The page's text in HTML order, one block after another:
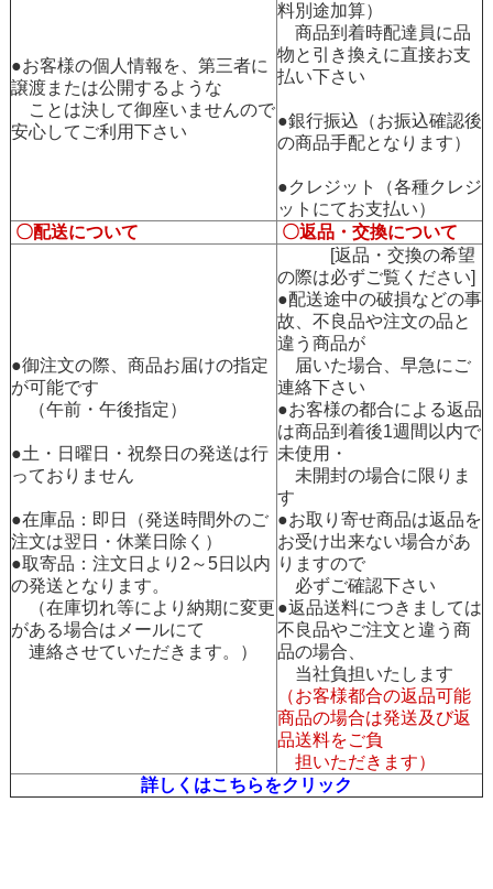
●お客様の個人情報を、第三者に
譲渡または公開するような
ことは決して御座いませんので
安心してご利用下さい
料別途加算）
商品到着時配達員に品
物と引き換えに直接お支
払い下さい
●銀行振込（お振込確認後
の商品手配となります）
●クレジット（各種クレジ
ットにてお支払い）
〇配送について
〇返品・交換について
●御注文の際、商品お届けの指定
が可能です
（午前・午後指定）
●土・日曜日・祝祭日の発送は行
っておりません
●在庫品：即日（発送時間外のご
注文は翌日・休業日除く）
●取寄品：注文日より2～5日以内
の発送となります。
（在庫切れ等により納期に変更
がある場合はメールにて
連絡させていただきます。）
[返品・交換の希望
の際は必ずご覧ください]
●配送途中の破損などの事
故、不良品や注文の品と
違う商品が
届いた場合、早急にご
連絡下さい
●お客様の都合による返品
は商品到着後1週間以内で
未使用・
未開封の場合に限りま
す
●お取り寄せ商品は返品を
お受け出来ない場合があ
りますので
必ずご確認下さい
●返品送料につきましては
不良品やご注文と違う商
品の場合、
当社負担いたします
（お客様都合の返品可能
商品の場合は発送及び返
品送料をご負
担いただきます）
詳しくはこちらをクリック